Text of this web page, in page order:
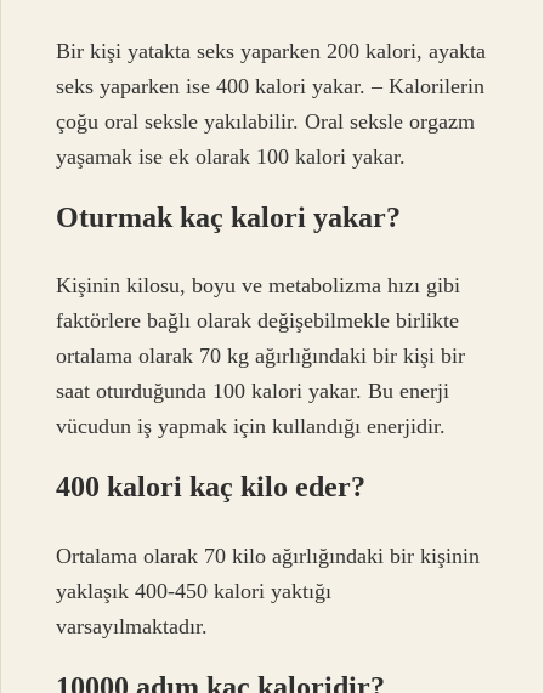
Bir kişi yatakta seks yaparken 200 kalori, ayakta
seks yaparken ise 400 kalori yakar. – Kalorilerin
çoğu oral seksle yakılabilir. Oral seksle orgazm
yaşamak ise ek olarak 100 kalori yakar.
Oturmak kaç kalori yakar?
Kişinin kilosu, boyu ve metabolizma hızı gibi
faktörlere bağlı olarak değişebilmekle birlikte
ortalama olarak 70 kg ağırlığındaki bir kişi bir
saat oturduğunda 100 kalori yakar. Bu enerji
vücudun iş yapmak için kullandığı enerjidir.
400 kalori kaç kilo eder?
Ortalama olarak 70 kilo ağırlığındaki bir kişinin
yaklaşık 400-450 kalori yaktığı
varsayılmaktadır.
10000 adım kaç kaloridir?